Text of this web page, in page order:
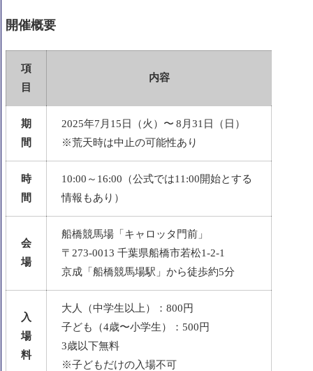
開催概要
項
目
内容
期
間
2025年7月15日（火）〜 8月31日（日）
※荒天時は中止の可能性あり
時
間
10:00～16:00（公式では11:00開始とする
情報もあり）
会
場
船橋競馬場「キャロッタ門前」
〒273‑0013 千葉県船橋市若松1-2-1
京成「船橋競馬場駅」から徒歩約5分
入
場
料
大人（中学生以上）：800円
子ども（4歳〜小学生）：500円
3歳以下無料
※子どもだけの入場不可